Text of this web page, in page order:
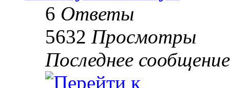
6 Ответы
5632 Просмотры
Последнее